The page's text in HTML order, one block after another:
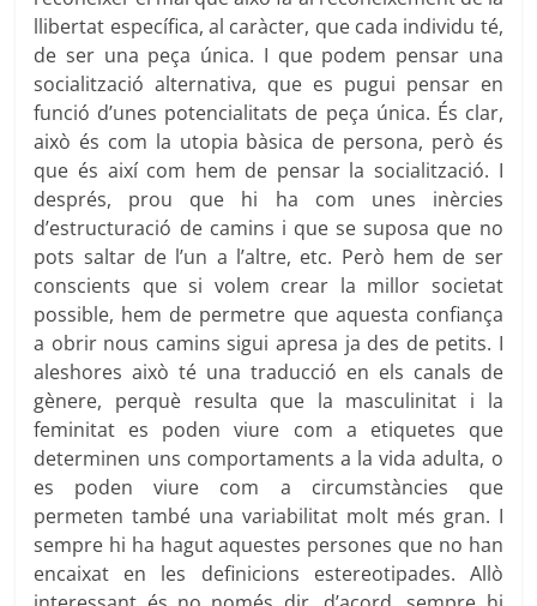
llibertat específica, al caràcter, que cada individu té,
de ser una peça única. I que podem pensar una
socialització alternativa, que es pugui pensar en
funció d’unes potencialitats de peça única. És clar,
això és com la utopia bàsica de persona, però és
que és així com hem de pensar la socialització. I
després, prou que hi ha com unes inèrcies
d’estructuració de camins i que se suposa que no
pots saltar de l’un a l’altre, etc. Però hem de ser
conscients que si volem crear la millor societat
possible, hem de permetre que aquesta confiança
a obrir nous camins sigui apresa ja des de petits. I
aleshores això té una traducció en els canals de
gènere, perquè resulta que la masculinitat i la
feminitat es poden viure com a etiquetes que
determinen uns comportaments a la vida adulta, o
es poden viure com a circumstàncies que
permeten també una variabilitat molt més gran. I
sempre hi ha hagut aquestes persones que no han
encaixat en les definicions estereotipades. Allò